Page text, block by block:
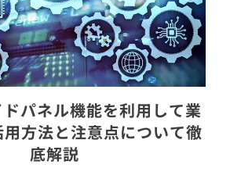
パネル機能を利用して業
方法と注意点について徹
底解説